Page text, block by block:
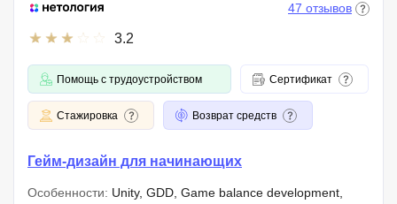
3.2
47 отзывов
Помощь с трудоустройством Сертификат
Стажировка Возврат средств
Гейм-дизайн для начинающих
Особенности: Unity, GDD, Game balance development,